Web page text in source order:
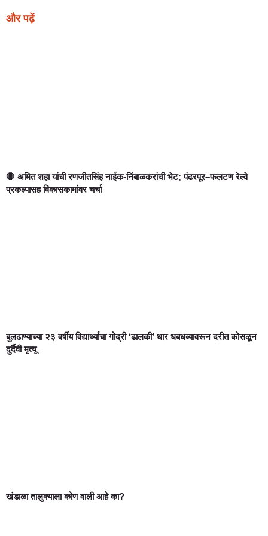
और पढ़ें
🛑 अमित शहा यांची रणजीतसिंह नाईक-निंबाळकरांची भेट; पंढरपूर–फलटण रेल्वे
प्रकल्पासह विकासकामांवर चर्चा
बुलढाण्याच्या २३ वर्षीय विद्यार्थ्याचा गोद्री ‘ढालकी’ धार धबधब्यावरून दरीत कोसळून
दुर्दैवी मृत्यू
खंडाळा तालुक्याला कोण वाली आहे का?